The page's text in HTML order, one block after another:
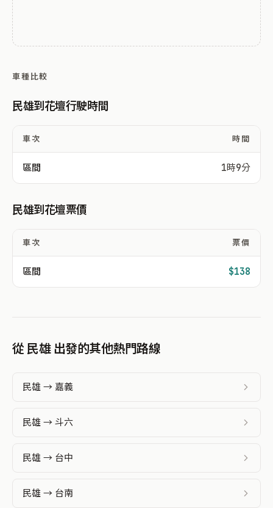
車種比較
民雄到花壇行駛時間
車次 時間
區間 1時9分
民雄到花壇票價
車次 票價
區間 $138
從 民雄 出發的其他熱門路線
民雄 → 嘉義
民雄 → 斗六
民雄 → 台中
民雄 → 台南